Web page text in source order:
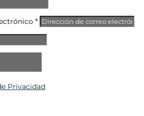
*
Privacidad